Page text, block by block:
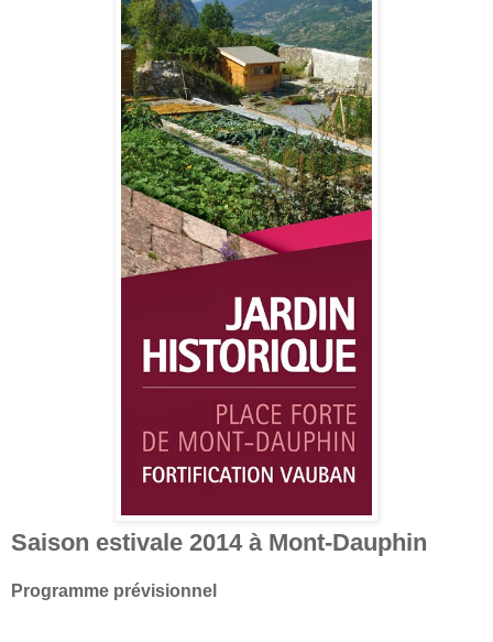
Saison estivale 2014 à Mont-Dauphin
Programme prévisionnel